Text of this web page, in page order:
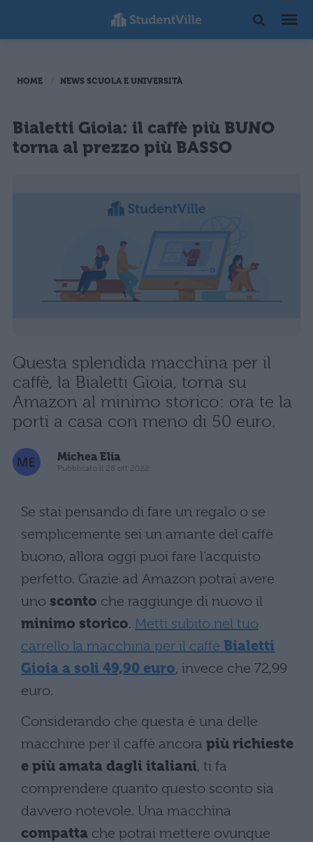
HOME NEWS SCUOLA E UNIVERSITÀ
Bialetti Gioia: il caffè più BUNO
torna al prezzo più BASSO
Questa splendida macchina per il
caffè, la Bialetti Gioia, torna su
Amazon al minimo storico: ora te la
porti a casa con meno di 50 euro.
Michea Elia
Pubblicato il 28 ott 2022
Se stai pensando di fare un regalo o se
semplicemente sei un amante del caffè
buono, allora oggi puoi fare l’acquisto
perfetto. Grazie ad Amazon potrai avere
uno sconto che raggiunge di nuovo il
minimo storico. Metti subito nel tuo
carrello la macchina per il caffèBialetti
Gioia a soli 49,90 euro, invece che 72,99
euro.
Considerando che questa è una delle
macchine per il caffè ancora più richieste
e più amata dagli italiani, ti fa
comprendere quanto questo sconto sia
davvero notevole. Una macchina
compatta che potrai mettere ovunque